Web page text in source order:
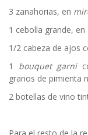
3 zanahorias, en
1 cebolla grande, en
1/2 cabeza de ajos
1 bouquet garni
granos de pimienta
2 botellas de vino